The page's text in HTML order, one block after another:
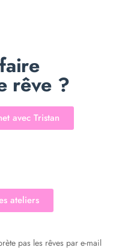
rêve ?
avec Tristan
ateliers
pas les rêves par e-mail